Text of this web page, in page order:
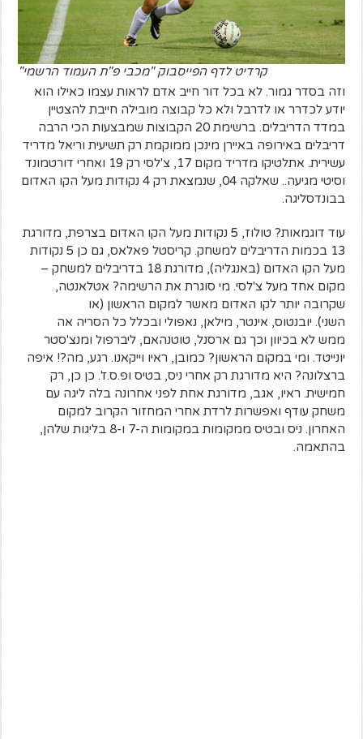
קרדיט לדף הפייסבוק "מכבי פ"ת העמוד הרשמי"
וזה בסדר גמור. לא בכל דור חייב אדם לראות עצמו כאילו הוא
יודע לכדרר או לדרבל ולא כל קבוצה מובילה חייבת להצטיין
במדד הדריבלים. ברשימת 20 הקבוצות שמבצעות הכי הרבה
דריבלים באירופה באיירן מינכן ממוקמת רק תשיעית וריאל מדריד
עשירית. אתלטיקו מדריד מקום 17, צ'לסי רק 19 ואחרי דורטמונד
וסיטי מגיעה.. שאלקה 04, שנמצאת רק 4 נקודות מעל הקו האדום
בבונדסליגה.
עוד דוגמאות? טולוז, 5 נקודות מעל הקו האדום בצרפת, מדורגת
13 בכמות הדריבלים למשחק. קריסטל פאלאס, גם כן 5 נקודות
מעל הקו האדום (באנגליה), מדורגת 18 בדריבלים למשחק –
מקום אחד מעל צ'לסי. מי סוגרת את הרשימה? אטלאנטה,
שקרובה יותר לקו האדום מאשר למקום הראשון (או
השני). יובנטוס, אינטר, מילאן, נאפולי ובכלל כל הסריה אה
ממש לא בכיוון וכך גם ארסנל, טוטנהאם, ליברפול ומנצ'סטר
יונייטד. ומי במקום הראשון? כמובן, ראיו וייקאנו. רגע, מה?! איפה
ברצלונה? היא מדורגת רק אחרי ניס, בטיס ופ.ס.ז'. כן כן, רק
חמישית. ראיו, אגב, מדורגת אחת לפני אחרונה בלה ליגה עם
משחק עודף ואפשרות לרדת אחרי המחזור הקרוב למקום
האחרון. ניס ובטיס ממקומות במקומות ה-7 ו-8 בליגות שלהן,
בהתאמה.